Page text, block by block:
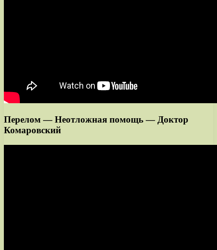
Перелом — Неотложная помощь — Доктор
Комаровский